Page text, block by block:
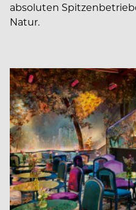
absoluten
Natur.